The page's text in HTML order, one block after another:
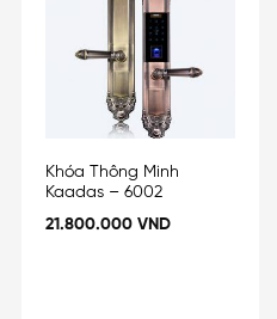
Khóa Thông Minh
Kaadas – 6002
21.800.000 VND